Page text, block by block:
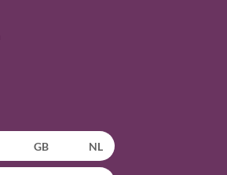
GB NL